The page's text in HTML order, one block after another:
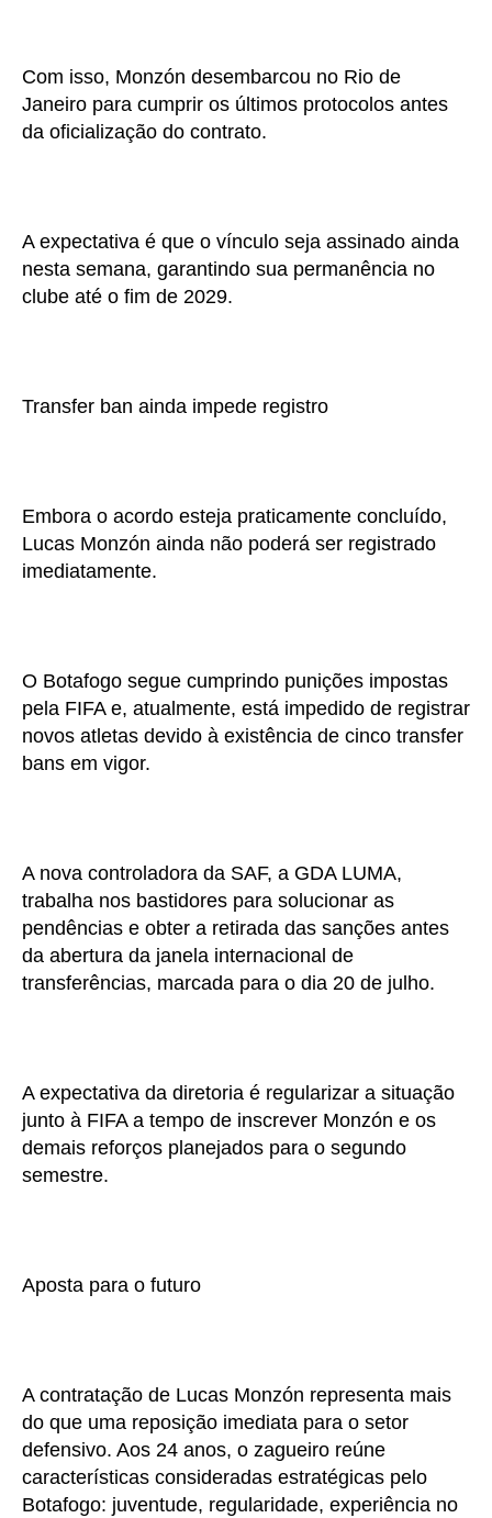
Com isso, Monzón desembarcou no Rio de
Janeiro para cumprir os últimos protocolos antes
da oficialização do contrato.
A expectativa é que o vínculo seja assinado ainda
nesta semana, garantindo sua permanência no
clube até o fim de 2029.
Transfer ban ainda impede registro
Embora o acordo esteja praticamente concluído,
Lucas Monzón ainda não poderá ser registrado
imediatamente.
O Botafogo segue cumprindo punições impostas
pela FIFA e, atualmente, está impedido de registrar
novos atletas devido à existência de cinco transfer
bans em vigor.
A nova controladora da SAF, a GDA LUMA,
trabalha nos bastidores para solucionar as
pendências e obter a retirada das sanções antes
da abertura da janela internacional de
transferências, marcada para o dia 20 de julho.
A expectativa da diretoria é regularizar a situação
junto à FIFA a tempo de inscrever Monzón e os
demais reforços planejados para o segundo
semestre.
Aposta para o futuro
A contratação de Lucas Monzón representa mais
do que uma reposição imediata para o setor
defensivo. Aos 24 anos, o zagueiro reúne
características consideradas estratégicas pelo
Botafogo: juventude, regularidade, experiência no